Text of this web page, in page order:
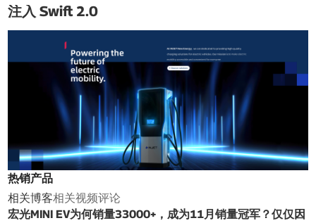
注入 Swift 2.0
热销产品
相关博客相关视频评论
宏光MINI EV为何销量33000+，成为11月销量冠军？仅仅因